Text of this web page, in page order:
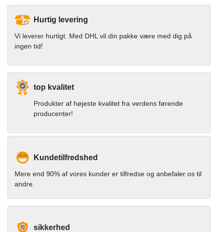
Hurtig levering
Vi leverer hurtigt. Med DHL vil din pakke være med dig på
ingen tid!
top kvalitet
Produkter af højeste kvalitet fra verdens førende
producenter!
Kundetilfredshed
Mere end 90% af vores kunder er tilfredse og anbefaler os til
andre.
sikkerhed